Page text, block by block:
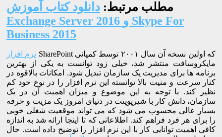
مطلب مرتبط: دانلود کتاب آموزش
Exchange Server 2016 و Skype For
Business 2015
نرم افزار SharePoint که اولین نسخه آن سال ۲۰۰۱ توسط کمپانی
مایکروسافت منتشر شد، خیلی زود توانست به یکی از بهترین
برنامه ها برای مدیریت یک سازمان تبدیل شود. امکانات بالاقوه در
کنار سرعت و منیت بالا توانسته این نرم افزار را در نوع خود کم
نظیر کند. با توجه به این موضوع و میزان اهمیت آن در یک
سازمان، دانش کار با شیرپوینت در دنیای امروز یک مزیت و حرفه
بسیار عالی محسوب می شود که می تواند موقعیت شغلی خوبی
را برای هر فرد فراهم کند. اطلاعاتی که تا اینجا ارائه شد به اندازه
کافی اهمیت توانایی کار با این نرم افزار را توضیح داده است. حال